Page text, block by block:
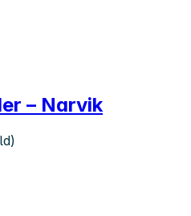
– Narvik